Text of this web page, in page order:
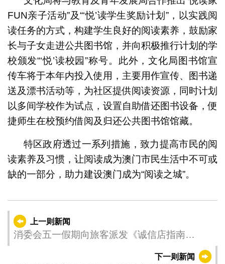
FUN亲子活动”及“‘悦’读学生奖励计划”，以实践阅
读任务的方式，构建学生良好的阅读素养，鼓励家
长与子女走进公共图书馆，并向积极推行计划的学
校颁发“‘悦’读校园”称号。此外，文化局图书馆宣
传车将于本年内投入使用，主要用作宣传、图书递
送及漂书活动等，为社区提供阅读资源，同时计划
以多间学校作为试点，设置自助借还图书设备，便
捷师生在校预约借阅及归还公共图书馆馆藏。
特区政府透过一系列措施，致力提高市民的阅
读素养及习惯，让阅读成为澳门市民生活中不可或
缺的一部分，助力建设澳门成为“阅读之城”。
上一则新闻
消委会五一假期向旅客派发《诚信店指南
下一则新闻